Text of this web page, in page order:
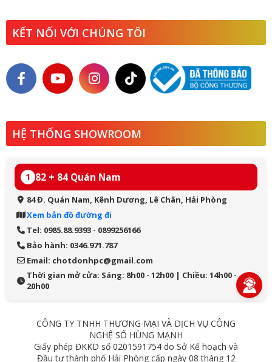
KẾT NỐI VỚI CHÚNG TÔI
HỆ THỐNG SHOWROOM
1 82 + 84 Quán Nam
84 Đ. Quán Nam, Kênh Dương, Lê Chân, Hải Phòng
Xem bản đồ đường đi
Tel: 0985.88.9393 - 0899256166
Bảo hành: 0346.971.787
Email: chotdonhpc@gmail.com
Thời gian mở cửa: Sáng: 8h00 - 12h00 | Chiều: 14h00 -
20h00
CÔNG TY TNHH THƯƠNG MẠI VÀ DỊCH VỤ CÔNG
NGHỆ SỐ HÙNG MẠNH
Giấy phép ĐKKD số 0201591754 do Sở Kế hoạch và
Đầu tư thành phố Hải Phòng cấp ngày 08 tháng 12